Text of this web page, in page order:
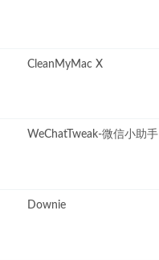
CleanMyMac X
WeChatTweak-微信小助手
Downie